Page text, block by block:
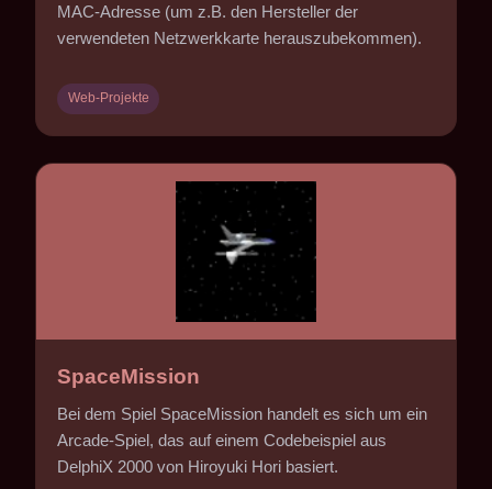
MAC-Adresse (um z.B. den Hersteller der
verwendeten Netzwerkkarte herauszubekommen).
Web-Projekte
SpaceMission
Bei dem Spiel SpaceMission handelt es sich um ein
Arcade-Spiel, das auf einem Codebeispiel aus
DelphiX 2000 von Hiroyuki Hori basiert.